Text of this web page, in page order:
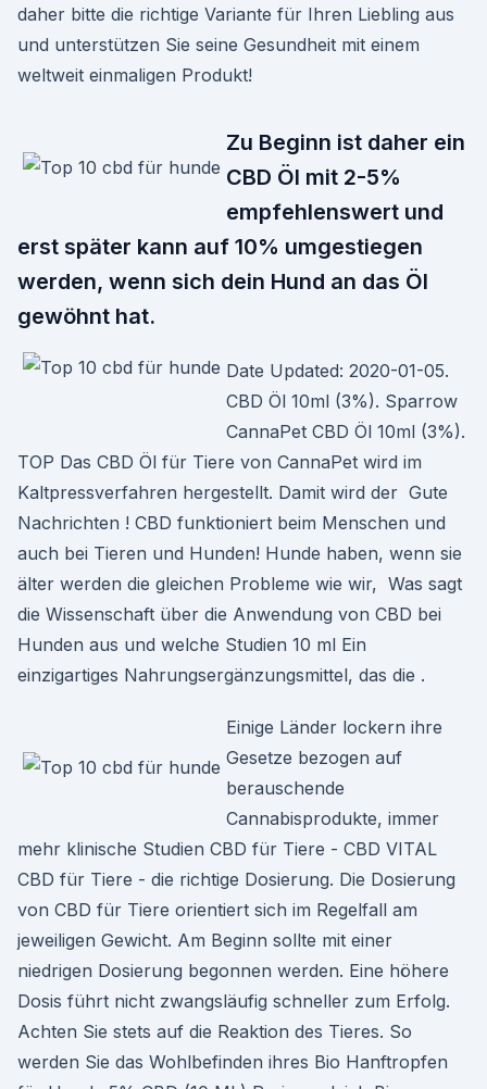
daher bitte die richtige Variante für Ihren Liebling aus
und unterstützen Sie seine Gesundheit mit einem
weltweit einmaligen Produkt!
Zu Beginn ist daher ein
CBD Öl mit 2-5%
empfehlenswert und
erst später kann auf 10% umgestiegen
werden, wenn sich dein Hund an das Öl
gewöhnt hat.
Date Updated: 2020-01-05.
CBD Öl 10ml (3%). Sparrow
CannaPet CBD Öl 10ml (3%).
TOP Das CBD Öl für Tiere von CannaPet wird im
Kaltpressverfahren hergestellt. Damit wird der Gute
Nachrichten ! CBD funktioniert beim Menschen und
auch bei Tieren und Hunden! Hunde haben, wenn sie
älter werden die gleichen Probleme wie wir, Was sagt
die Wissenschaft über die Anwendung von CBD bei
Hunden aus und welche Studien 10 ml Ein
einzigartiges Nahrungsergänzungsmittel, das die .
Einige Länder lockern ihre
Gesetze bezogen auf
berauschende
Cannabisprodukte, immer
mehr klinische Studien CBD für Tiere - CBD VITAL
CBD für Tiere - die richtige Dosierung. Die Dosierung
von CBD für Tiere orientiert sich im Regelfall am
jeweiligen Gewicht. Am Beginn sollte mit einer
niedrigen Dosierung begonnen werden. Eine höhere
Dosis führt nicht zwangsläufig schneller zum Erfolg.
Achten Sie stets auf die Reaktion des Tieres. So
werden Sie das Wohlbefinden ihres Bio Hanftropfen